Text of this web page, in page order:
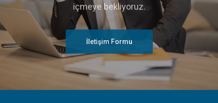
içmeye bekliyoruz.
İletişim Formu